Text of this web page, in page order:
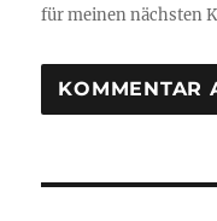
für meinen nächsten